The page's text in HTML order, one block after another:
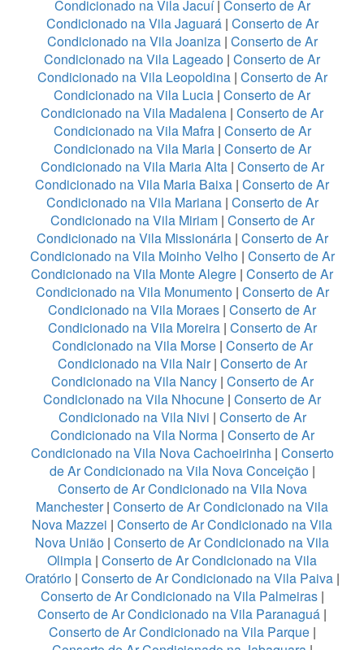
Condicionado na Vila Jacuí| Conserto de Ar
Condicionado na Vila Jaguará| Conserto de Ar
Condicionado na Vila Joaniza| Conserto de Ar
Condicionado na Vila Lageado | Conserto de Ar
Condicionado na Vila Leopoldina| Conserto de Ar
Condicionado na Vila Lucia | Conserto de Ar
Condicionado na Vila Madalena | Conserto de Ar
Condicionado na Vila Mafra | Conserto de Ar
Condicionado na Vila Maria| Conserto de Ar
Condicionado na Vila Maria Alta| Conserto de Ar
Condicionado na Vila Maria Baixa | Conserto de Ar
Condicionado na Vila Mariana| Conserto de Ar
Condicionado na Vila Miriam| Conserto de Ar
Condicionado na Vila Missionária| Conserto de Ar
Condicionado na Vila Moinho Velho| Conserto de Ar
Condicionado na Vila Monte Alegre | Conserto de Ar
Condicionado na Vila Monumento| Conserto de Ar
Condicionado na Vila Moraes | Conserto de Ar
Condicionado na Vila Moreira| Conserto de Ar
Condicionado na Vila Morse| Conserto de Ar
Condicionado na Vila Nair| Conserto de Ar
Condicionado na Vila Nancy| Conserto de Ar
Condicionado na Vila Nhocune | Conserto de Ar
Condicionado na Vila Nivi | Conserto de Ar
Condicionado na Vila Norma| Conserto de Ar
Condicionado na Vila Nova Cachoeirinha| Conserto
de Ar Condicionado na Vila Nova Conceição|
Conserto de Ar Condicionado na Vila Nova
Manchester| Conserto de Ar Condicionado na Vila
Nova Mazzei | Conserto de Ar Condicionado na Vila
Nova União | Conserto de Ar Condicionado na Vila
Olimpia | Conserto de Ar Condicionado na Vila
Oratório| Conserto de Ar Condicionado na Vila Paiva|
Conserto de Ar Condicionado na Vila Palmeiras|
Conserto de Ar Condicionado na Vila Paranaguá |
Conserto de Ar Condicionado na Vila Parque|